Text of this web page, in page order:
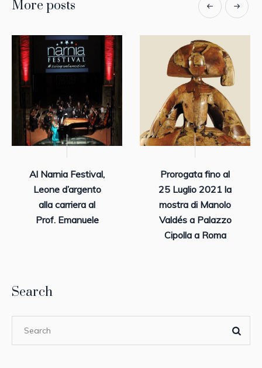
More posts
Al Narnia Festival,
Leone d’argento
alla carriera al
Prof. Emanuele
Prorogata fino al
25 Luglio 2021 la
mostra di Manolo
Valdés a Palazzo
Cipolla a Roma
Search